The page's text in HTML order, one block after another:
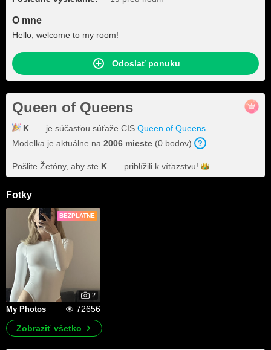
O mne
Hello, welcome to my room!
Odoslať ponuku
Queen of Queens
K___ je súčasťou súťaže CIS Queen of Queens
Modelka je aktuálne na 2006 mieste (0 bodov).
Pošlite Žetóny, aby ste K___ priblížili k víťazstvu!
Fotky
BEZPLATNE
2
My Photos
72656
Zobraziť všetko